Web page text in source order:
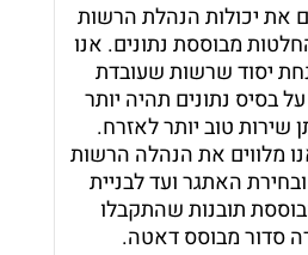
את יכולות הנהלת הרשות
מבוססת נתונים. אנו
יסוד שרשות שעובדת
בסיס נתונים תהיה יותר
שירות טוב יותר לאזרח.
מלווים את הנהלה הרשות
האתגר ועד לבניית
תובנות שהתקבלו
סדור מבוסס דאטה.